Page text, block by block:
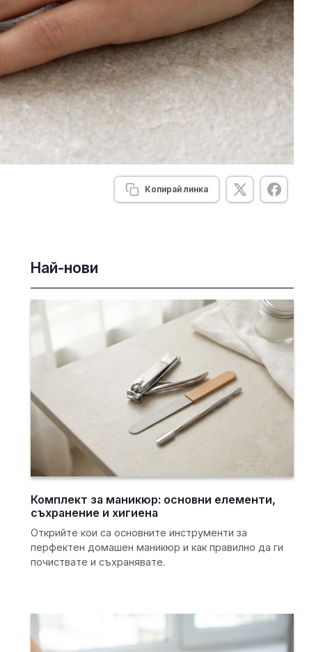
Копирай линка
Най-нови
Комплект за маникюр: основни елементи,
съхранение и хигиена
Открийте кои са основните инструменти за
перфектен домашен маникюр и как правилно да ги
почиствате и съхранявате.